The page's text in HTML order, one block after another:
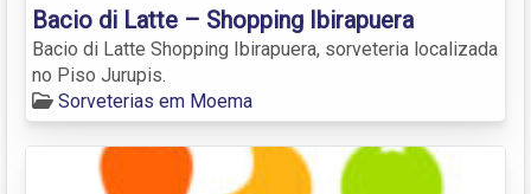
Bacio di Latte – Shopping Ibirapuera
Bacio di Latte Shopping Ibirapuera, sorveteria localizada
no Piso Jurupis.
Sorveterias em Moema